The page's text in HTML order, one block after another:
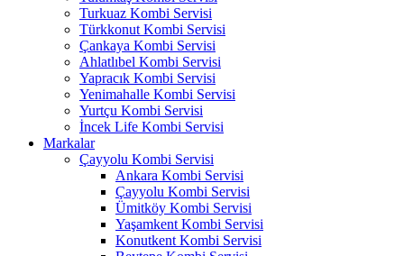
Turkuaz Kombi Servisi
Türkkonut Kombi Servisi
Çankaya Kombi Servisi
Ahlatlıbel Kombi Servisi
Yapracık Kombi Servisi
Yenimahalle Kombi Servisi
Yurtçu Kombi Servisi
İncek Life Kombi Servisi
Markalar
Çayyolu Kombi Servisi
Ankara Kombi Servisi
Çayyolu Kombi Servisi
Ümitköy Kombi Servisi
Yaşamkent Kombi Servisi
Konutkent Kombi Servisi